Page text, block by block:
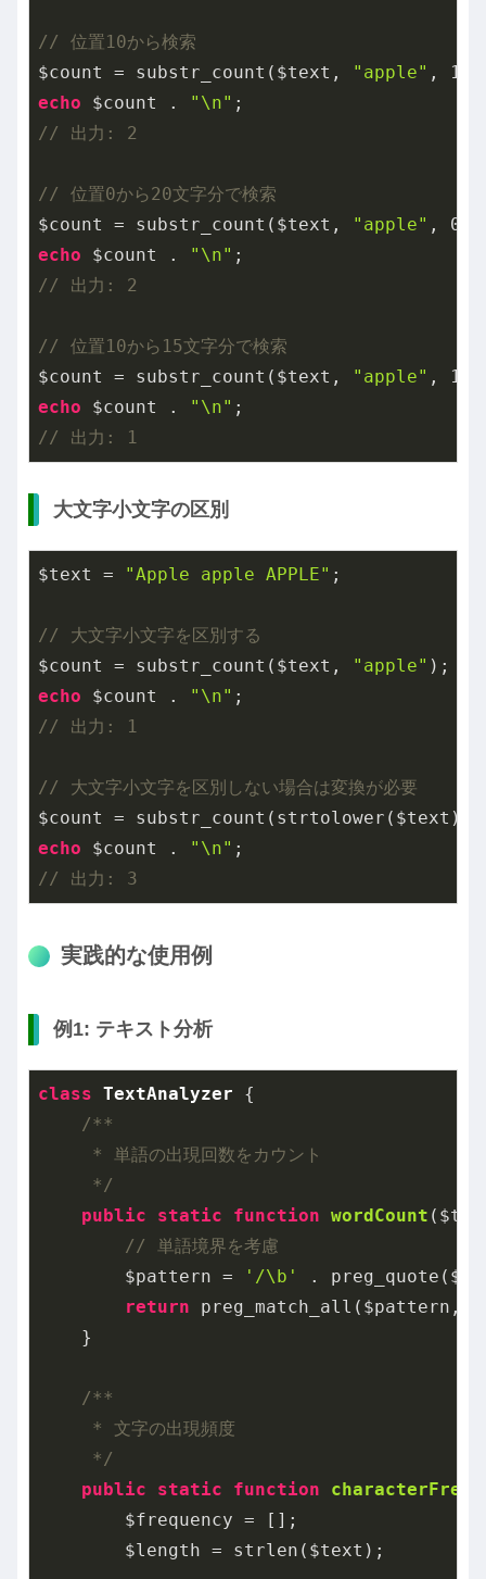
// 位置10から検索
$count = substr_count($text,
"apple" ,
10
echo $count . "\n"
// 出力: 2
// 位置0から20文字分で検索
$count = substr_count($text,
"apple" , 0
echo $count . "\n"
// 出力: 2
// 位置10から15文字分で検索
$count = substr_count($text,
"apple" , 10
echo $count . "\n"
// 出力: 1
大文字小文字の区別
$text = "Apple apple APPLE" ;
// 大文字小文字を区別する
$count = substr_count($text,
"apple"
echo $count . "\n"
// 出力: 1
// 大文字小文字を区別しない場合は変換が必要
$count = substr_count(strtolower($text),
echo $count . "\n"
// 出力: 3
実践的な使用例
例1: テキスト分析
class TextAnalyzer
{
/**
     * 単語の出現回数をカウント
     */
public
static function wordCount
// 単語境界を考慮
        $pattern =
'/\b'
.
return preg_match_all($pattern,
    }
/**
     * 文字の出現頻度
     */
public
static function
        $frequency = [];
        $length = strlen($text);